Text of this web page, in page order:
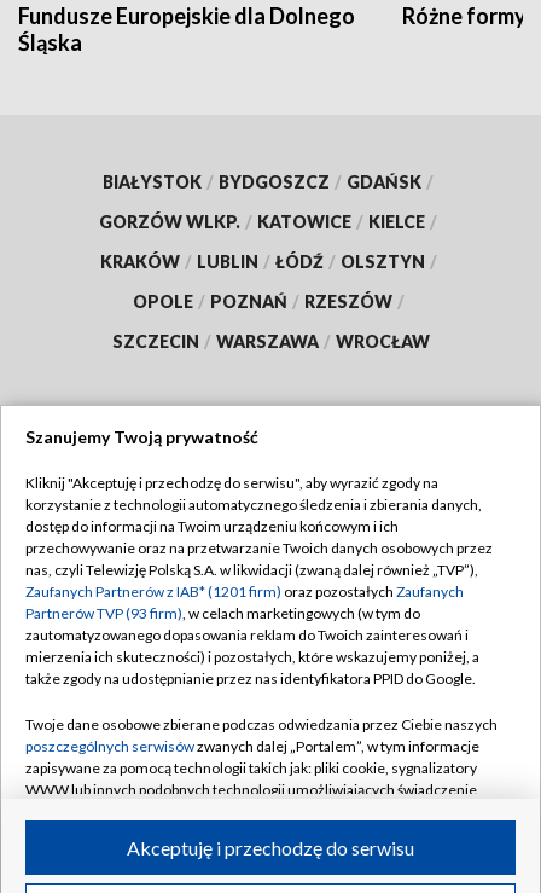
Fundusze Europejskie dla Dolnego
Śląska
Różne formy
BIAŁYSTOK / BYDGOSZCZ / GDAŃSK /
GORZÓW WLKP. / KATOWICE / KIELCE /
KRAKÓW / LUBLIN / ŁÓDŹ / OLSZTYN /
OPOLE / POZNAŃ / RZESZÓW /
SZCZECIN / WARSZAWA / WROCŁAW
TVP
Abonament TVP
Emisja w TVP
Centrum informacji TVP
Naziemna Telewizja Cyfrowa
Rada Programowa
System NOS
Informacje o nadawcy
Program dla prasy
Regulamin TVP
Polityka prywatności
Moje zgody
Pomoc
Kontakt
Kanały
©2026 Telewizja Polska S.A. w likwidacji
Szanujemy Twoją prywatność
Kliknij "Akceptuję i przechodzę do serwisu", aby wyrazić zgody na
korzystanie z technologii automatycznego śledzenia i zbierania danych,
dostęp do informacji na Twoim urządzeniu końcowym i ich
przechowywanie oraz na przetwarzanie Twoich danych osobowych przez
nas, czyli Telewizję Polską S.A. w likwidacji (zwaną dalej również „TVP”),
Zaufanych Partnerów z IAB* (1201 firm) oraz pozostałych Zaufanych
Partnerów TVP (93 firm), w celach marketingowych (w tym do
zautomatyzowanego dopasowania reklam do Twoich zainteresowań i
mierzenia ich skuteczności) i pozostałych, które wskazujemy poniżej, a
także zgody na udostępnianie przez nas identyfikatora PPID do Google.
Twoje dane osobowe zbierane podczas odwiedzania przez Ciebie naszych
poszczególnych serwisówzwanych dalej „Portalem”, w tym informacje
zapisywane za pomocą technologii takich jak: pliki cookie, sygnalizatory
WWW lub innych podobnych technologii umożliwiających świadczenie
ruchu w Internecie.Akceptuję i przechodzę do serwisu